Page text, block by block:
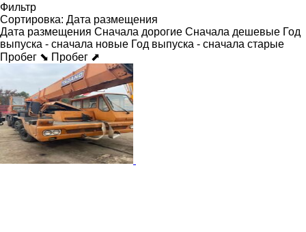
Фильтр
Сортировка: Дата размещения
Дата размещения Сначала дорогие Сначала дешевые Год
выпуска - сначала новые Год выпуска - сначала старые
Пробег ⬊ Пробег ⬈